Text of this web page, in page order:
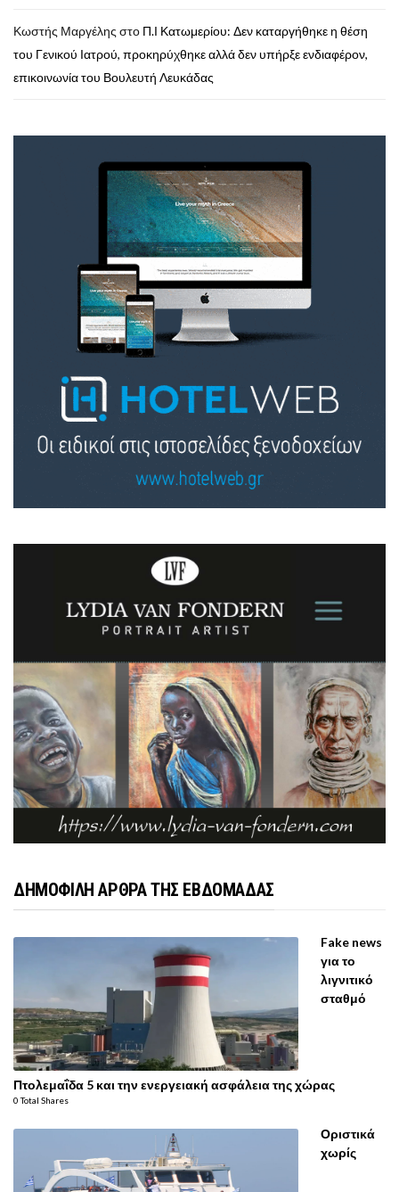
Κωστής Μαργέλης στο Π.Ι Κατωμερίου: Δεν καταργήθηκε η θέση
του Γενικού Ιατρού, προκηρύχθηκε αλλά δεν υπήρξε ενδιαφέρον,
επικοινωνία του Βουλευτή Λευκάδας
ΔΗΜΟΦΙΛΗ ΑΡΘΡΑ ΤΗΣ ΕΒΔΟΜΑΔΑΣ
Fake news
για το
λιγνιτικό
σταθμό
Πτολεμαΐδα 5 και την ενεργειακή ασφάλεια της χώρας
0 Total Shares
Οριστικά
χωρίς